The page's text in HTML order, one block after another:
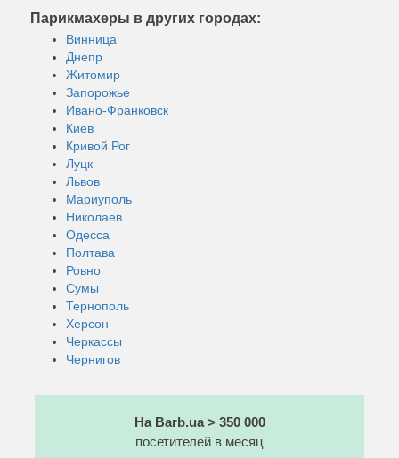
Парикмахеры в других городах:
Винница
Днепр
Житомир
Запорожье
Ивано-Франковск
Киев
Кривой Рог
Луцк
Львов
Мариуполь
Николаев
Одесса
Полтава
Ровно
Сумы
Тернополь
Херсон
Черкассы
Чернигов
На Barb.ua > 350 000
посетителей в месяц